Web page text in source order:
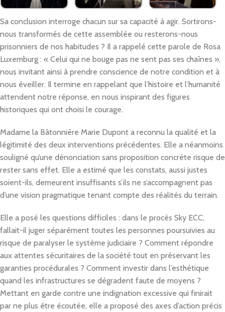
Sa conclusion interroge chacun sur sa capacité à agir. Sortirons-
nous transformés de cette assemblée ou resterons-nous
prisonniers de nos habitudes ? Il a rappelé cette parole de Rosa
Luxemburg : « Celui qui ne bouge pas ne sent pas ses chaînes »,
nous invitant ainsi à prendre conscience de notre condition et à
nous éveiller. Il termine en rappelant que l’histoire et l’humanité
attendent notre réponse, en nous inspirant des figures
historiques qui ont choisi le courage.
Madame la Bâtonnière Marie Dupont a reconnu la qualité et la
légitimité des deux interventions précédentes. Elle a néanmoins
souligné qu’une dénonciation sans proposition concrète risque de
rester sans effet. Elle a estimé que les constats, aussi justes
soient-ils, demeurent insuffisants s’ils ne s’accompagnent pas
d’une vision pragmatique tenant compte des réalités du terrain.
Elle a posé les questions difficiles : dans le procès Sky ECC,
fallait-il juger séparément toutes les personnes poursuivies au
risque de paralyser le système judiciaire ? Comment répondre
aux attentes sécuritaires de la société tout en préservant les
garanties procédurales ? Comment investir dans l’esthétique
quand les infrastructures se dégradent faute de moyens ?
Mettant en garde contre une indignation excessive qui finirait
par ne plus être écoutée, elle a proposé des axes d’action précis